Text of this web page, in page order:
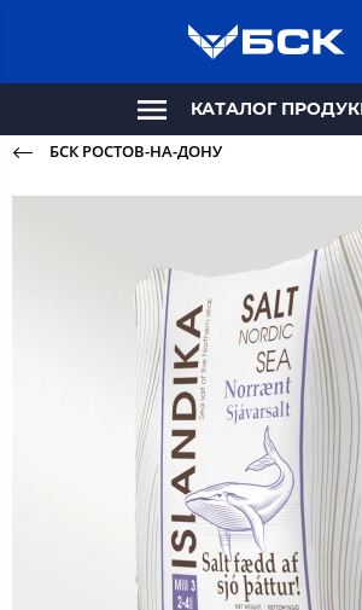
КАТАЛОГ
БСК РОСТОВ-НА-ДОНУ